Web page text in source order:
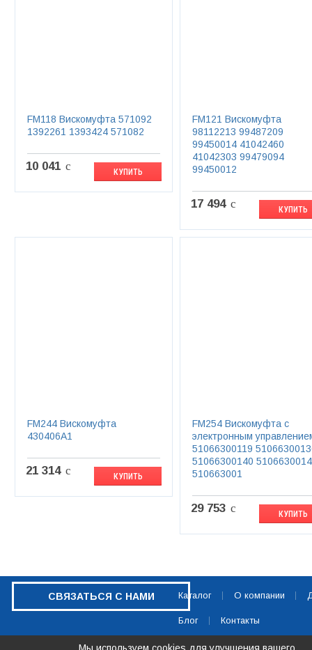
FM118 Вискомуфта 571092
1392261 1393424 571082
10 041 c КУПИТЬ
FM121 Вискомуфта
98112213 99487209
99450014 41042460
41042303 99479094
99450012
17 494 c КУПИТЬ
FM244 Вискомуфта
430406A1
21 314 c КУПИТЬ
FM254 Вискомуфта с
электронным
51066300119
51066300140
510663001
29 753 c КУПИТЬ
СВЯЗАТЬСЯ С НАМИ Каталог О компании
Блог Контакты